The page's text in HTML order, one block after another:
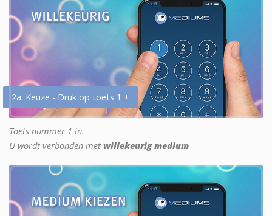
2a. Keuze - Druk op toets 1 +
Toets nummer 1 in.
U wordt verbonden met willekeurig medium